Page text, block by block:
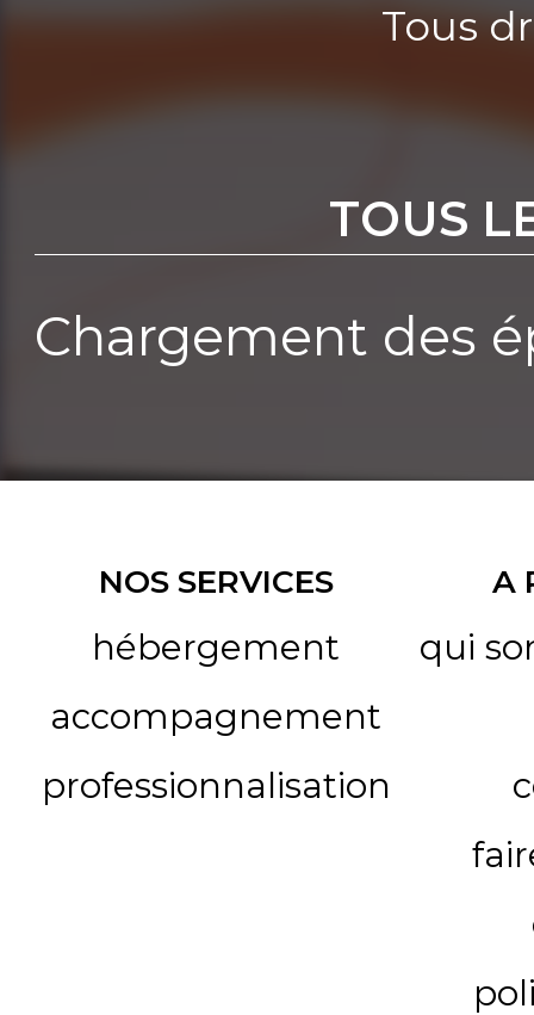
Tous
TOUS
Chargement des
NOS SERVICES
hébergement
accompagnement
professionnalisation
A
qui